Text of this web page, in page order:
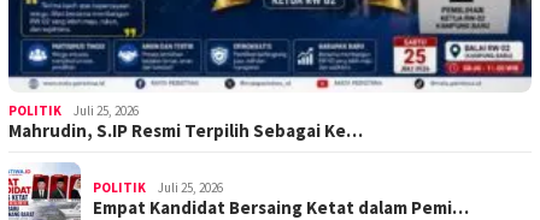
POLITIK Juli 25, 2026
Mahrudin, S.IP Resmi Terpilih Sebagai Ke…
POLITIK Juli 25, 2026
Empat Kandidat Bersaing Ketat dalam Pemi…